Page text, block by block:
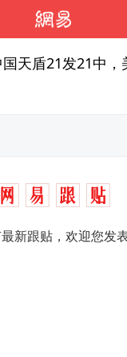
天盾21发21中，
新跟贴，欢迎您发